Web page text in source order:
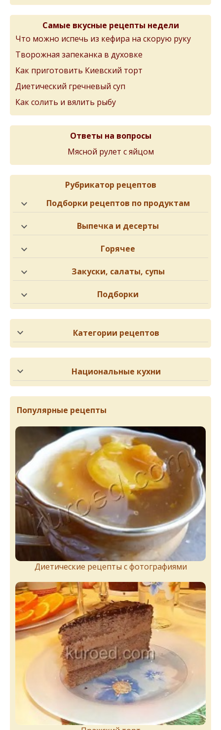
Самые вкусные рецепты недели
Что можно испечь из кефира на скорую руку
Творожная запеканка в духовке
Как приготовить Киевский торт
Диетический гречневый суп
Как солить и вялить рыбу
Ответы на вопросы
Мясной рулет с яйцом
Рубрикатор рецептов
Подборки рецептов по продуктам
Выпечка и десерты
Горячее
Закуски, салаты, супы
Подборки
Категории рецептов
Национальные кухни
Популярные рецепты
Диетические рецепты с фотографиями